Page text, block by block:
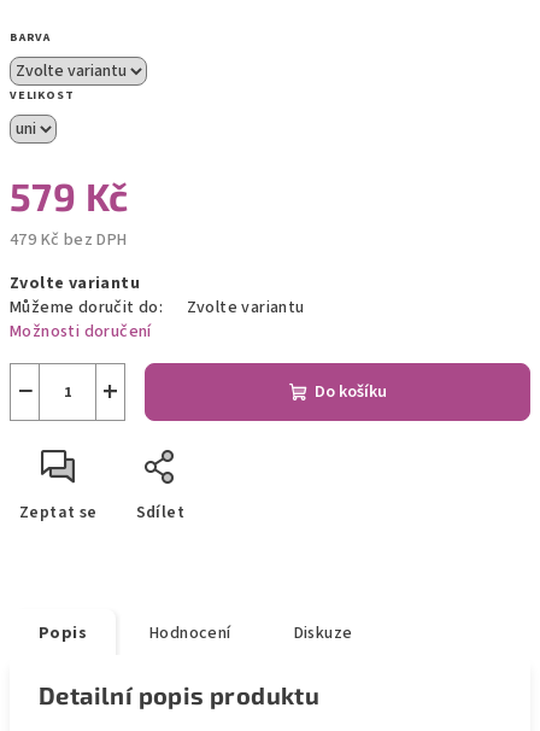
BARVA
VELIKOST
579 Kč
479 Kč bez DPH
cena:
Zvolte variantu
Můžeme doručit do:
Zvolte variantu
Možnosti doručení
+
− Do košíku
Zeptat se Sdílet
Popis Hodnocení Diskuze
Detailní popis produktu